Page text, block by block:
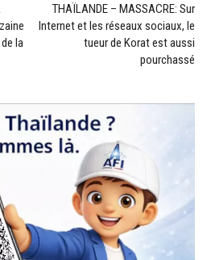
la
THAÏLANDE – MASSACRE: Sur
Internet et les réseaux sociaux, le
tueur de Korat est aussi
pourchassé